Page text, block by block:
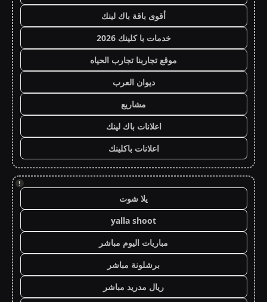
أقوى باقة باك لينك
خدمات با كلينك 2026
موقع تجاربنا تجارب الحياه
ديوان العرب
مشاريع
اعلانات باك لينك
اعلانات باكلينك
!
يلا شوت
yalla shoot
مباريات اليوم مباشر
برشلونة مباشر
ريال مدريد مباشر